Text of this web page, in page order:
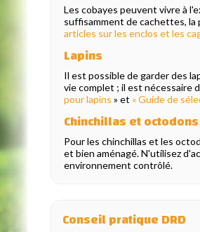
Les cobayes peuvent vivre à
suffisamment de cachettes, la
articles sur les enclos et les
Lapins
Il est possible de garder des
vie complet ; il est nécessaire
pour lapins » et « Guide de
Chinchillas et octodons
Pour les chinchillas et les
et bien aménagé. N'utilisez
environnement contrôlé.
Conseil pratique DRD